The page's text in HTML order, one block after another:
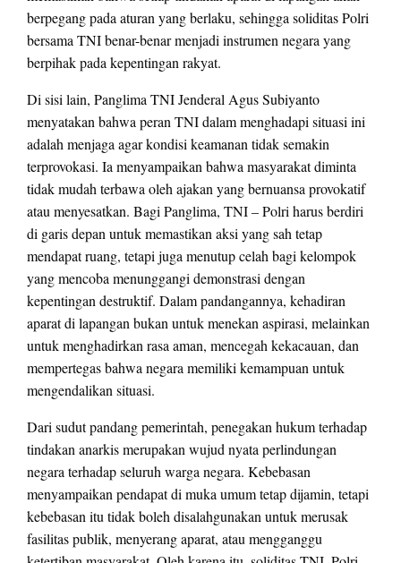
berpegang pada aturan yang berlaku, sehingga soliditas Polri
bersama TNI benar-benar menjadi instrumen negara yang
berpihak pada kepentingan rakyat.
Di sisi lain, Panglima TNI Jenderal Agus Subiyanto
menyatakan bahwa peran TNI dalam menghadapi situasi ini
adalah menjaga agar kondisi keamanan tidak semakin
terprovokasi. Ia menyampaikan bahwa masyarakat diminta
tidak mudah terbawa oleh ajakan yang bernuansa provokatif
atau menyesatkan. Bagi Panglima, TNI – Polri harus berdiri
di garis depan untuk memastikan aksi yang sah tetap
mendapat ruang, tetapi juga menutup celah bagi kelompok
yang mencoba menunggangi demonstrasi dengan
kepentingan destruktif. Dalam pandangannya, kehadiran
aparat di lapangan bukan untuk menekan aspirasi, melainkan
untuk menghadirkan rasa aman, mencegah kekacauan, dan
mempertegas bahwa negara memiliki kemampuan untuk
mengendalikan situasi.
Dari sudut pandang pemerintah, penegakan hukum terhadap
tindakan anarkis merupakan wujud nyata perlindungan
negara terhadap seluruh warga negara. Kebebasan
menyampaikan pendapat di muka umum tetap dijamin, tetapi
kebebasan itu tidak boleh disalahgunakan untuk merusak
fasilitas publik, menyerang aparat, atau mengganggu